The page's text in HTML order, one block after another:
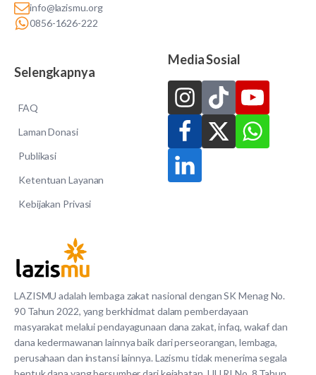
LAZISMU adalah lembaga zakat nasional dengan SK Menag No.
90 Tahun 2022, yang berkhidmat dalam pemberdayaan
masyarakat melalui pendayagunaan dana zakat, infaq, wakaf dan
dana kedermawanan lainnya baik dari perseorangan, lembaga,
perusahaan dan instansi lainnya. Lazismu tidak menerima segala
info@lazismu.org
0856-1626-222
Selengkapnya
FAQ
Laman Donasi
Publikasi
Ketentuan Layanan
Kebijakan Privasi
Media Sosial